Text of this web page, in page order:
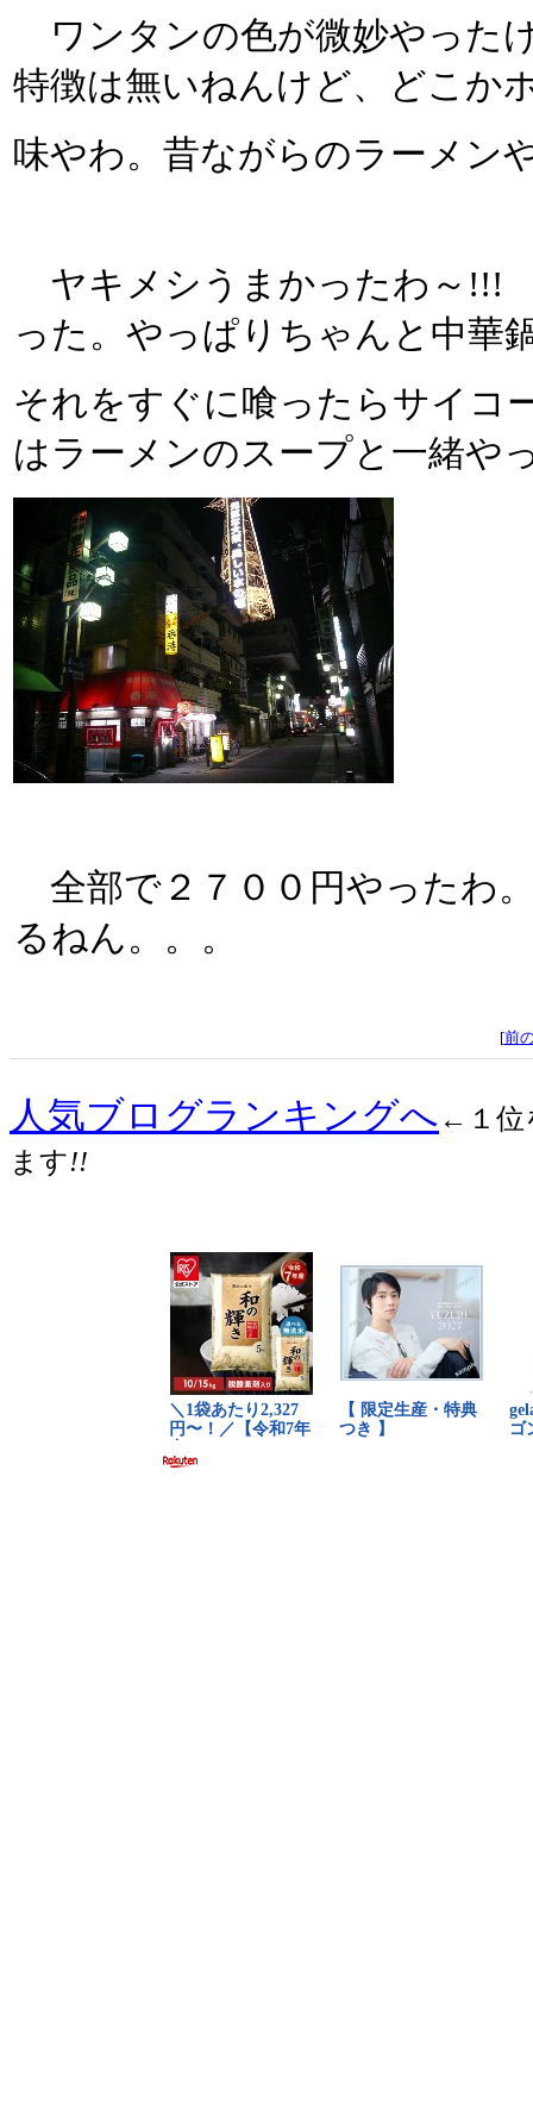
ワンタンの色が微妙やった
特徴は無いねんけど、どこか
味やわ。昔ながらのラーメン
ヤキメシうまかったわ～!!!
った。やっぱりちゃんと中華
それをすぐに喰ったらサイコ
はラーメンのスープと一緒や
全部で２７００円やったわ
るねん。。。
[前
人気ブログランキングへ ←１位
ます!!